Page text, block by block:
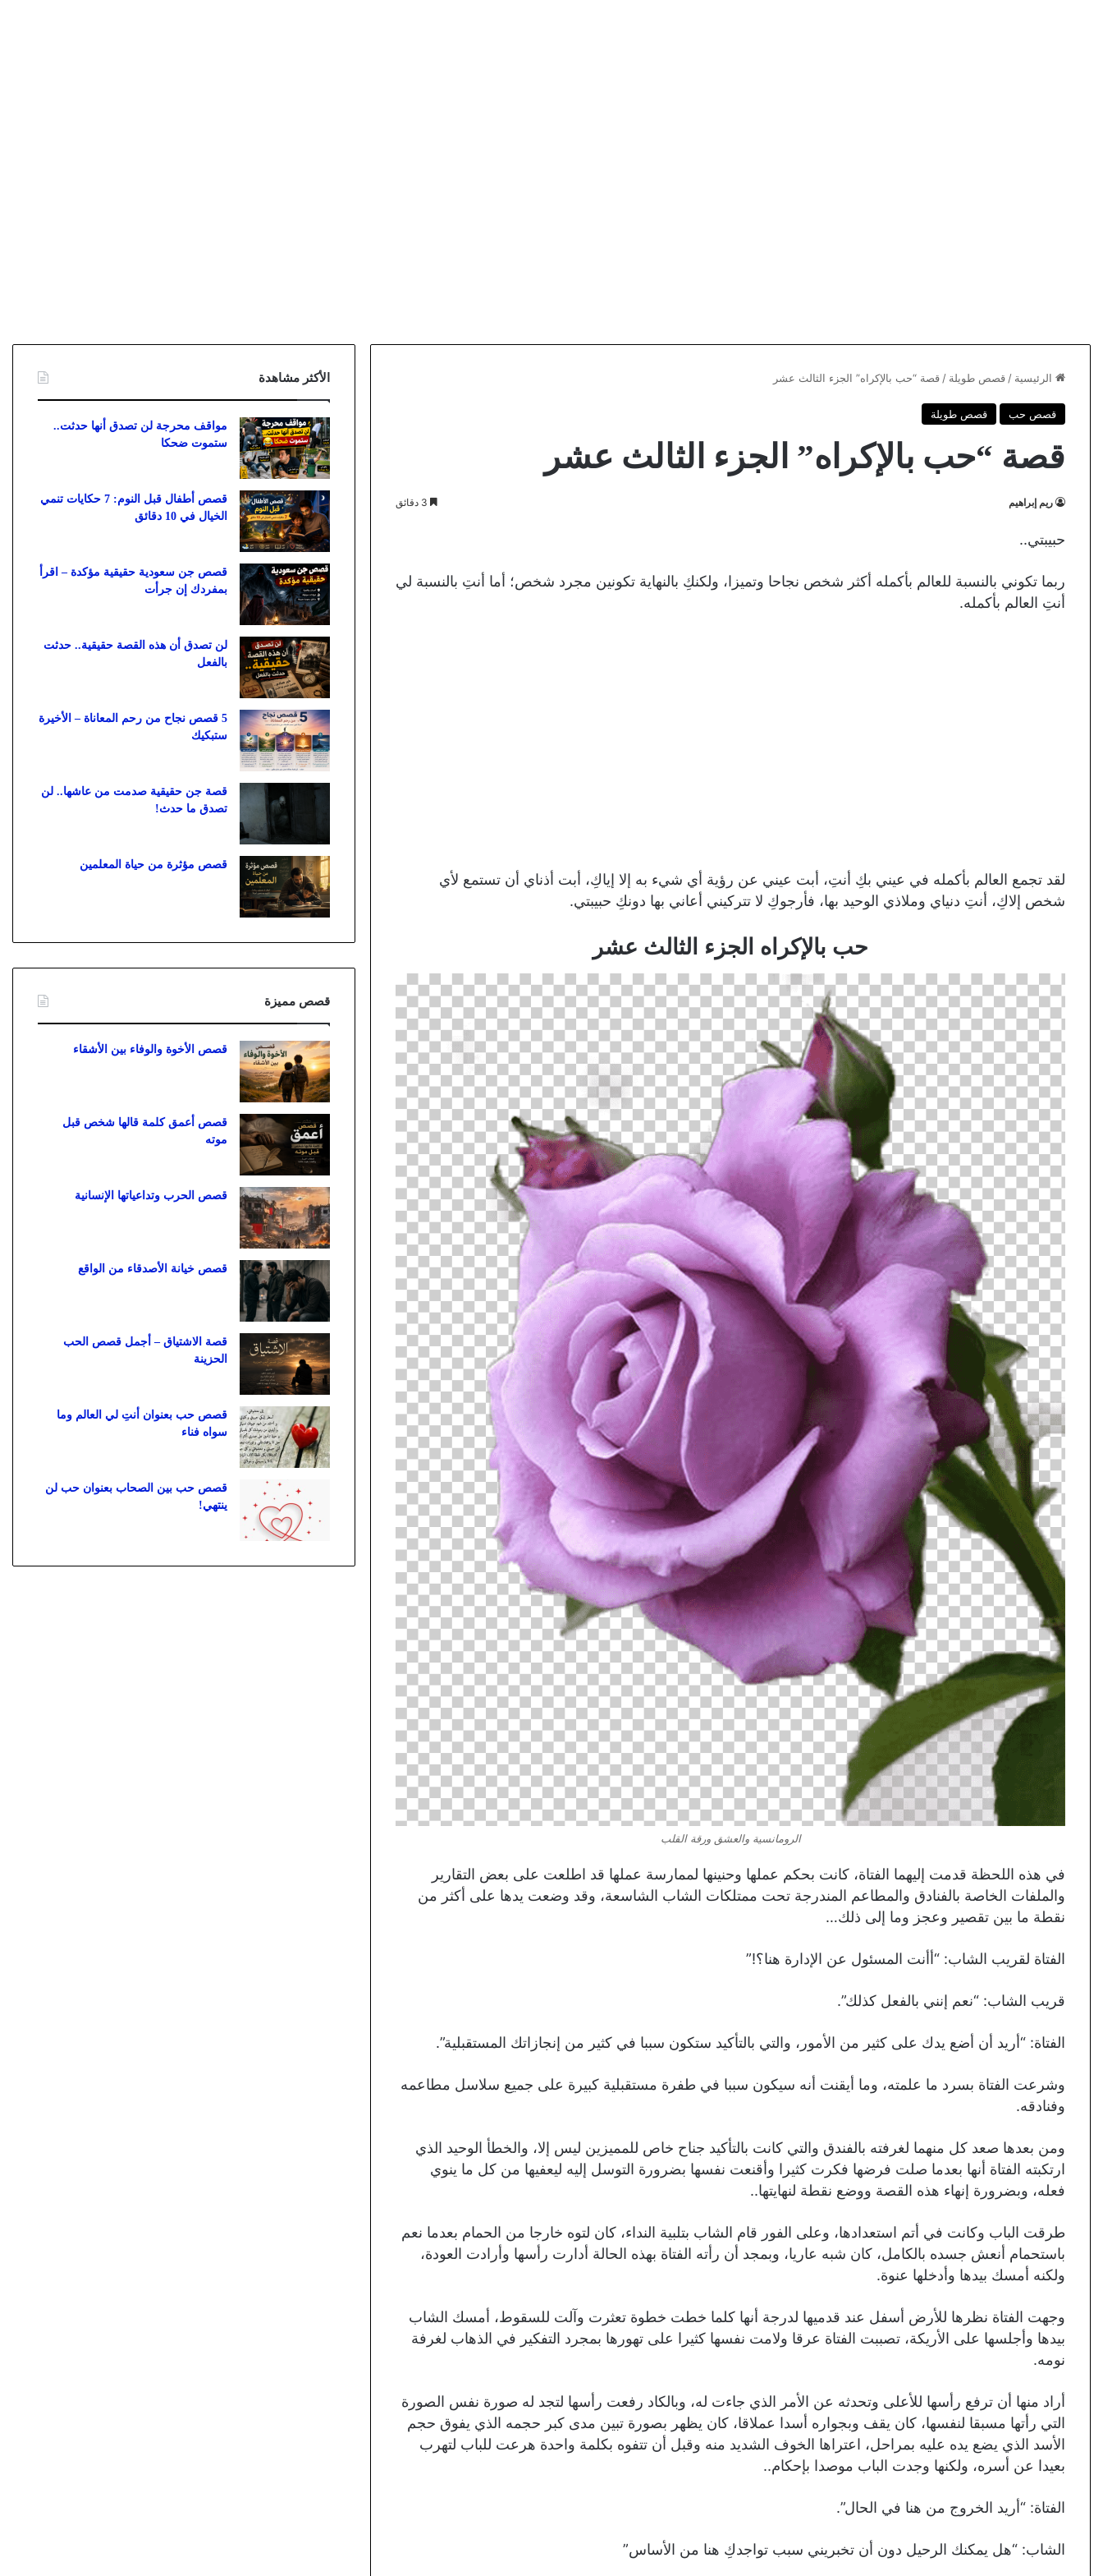
الرئيسية / قصص طويلة / قصة “حب بالإكراه” الجزء الثالث عشر
قصص حب قصص طويلة
قصة “حب بالإكراه” الجزء الثالث عشر
ريم إبراهيم
حبيبتي..
ربما تكوني بالنسبة للعالم بأكمله أكثر شخص نجاحا وتميزا، ولكنكِ بالنهاية تكونين مجرد شخص؛ أما أنتِ بالنسبة لي
أنتِ العالم بأكمله.
لقد تجمع العالم بأكمله في عيني بكِ أنتِ، أبت عيني عن رؤية أي شيء به إلا إياكِ، أبت أذناي أن تستمع لأي
شخص إلاكِ، أنتِ دنياي وملاذي الوحيد بها، فأرجوكِ لا تتركيني أعاني بها دونكِ حبيبتي.
حب بالإكراه الجزء الثالث عشر
الرومانسية والعشق ورقة القلب
في هذه اللحظة قدمت إليهما الفتاة، كانت بحكم عملها وحنينها لممارسة عملها قد اطلعت على بعض التقارير
والملفات الخاصة بالفنادق والمطاعم المندرجة تحت ممتلكات الشاب الشاسعة، وقد وضعت يدها على أكثر من
نقطة ما بين تقصير وعجز وما إلى ذلك…
الفتاة لقريب الشاب: “أأنت المسئول عن الإدارة هنا؟!”
قريب الشاب: “نعم إنني بالفعل كذلك”.
الفتاة: “أريد أن أضع يدك على كثير من الأمور، والتي بالتأكيد ستكون سببا في كثير من إنجازاتك المستقبلية”.
وشرعت الفتاة بسرد ما علمته، وما أيقنت أنه سيكون سببا في طفرة مستقبلية كبيرة على جميع سلاسل مطاعمه
وفنادقه.
ومن بعدها صعد كل منهما لغرفته بالفندق والتي كانت بالتأكيد جناح خاص للمميزين ليس إلا، والخطأ الوحيد الذي
ارتكبته الفتاة أنها بعدما صلت فرضها فكرت كثيرا وأقنعت نفسها بضرورة التوسل إليه ليعفيها من كل ما ينوي
فعله، وبضرورة إنهاء هذه القصة ووضع نقطة لنهايتها..
طرقت الباب وكانت في أتم استعدادها، وعلى الفور قام الشاب بتلبية النداء، كان لتوه خارجا من الحمام بعدما نعم
باستحمام أنعش جسده بالكامل، كان شبه عاريا، وبمجد أن رأته الفتاة بهذه الحالة أدارت رأسها وأرادت العودة،
ولكنه أمسك بيدها وأدخلها عنوة.
وجهت الفتاة نظرها للأرض أسفل عند قدميها لدرجة أنها كلما خطت خطوة تعثرت وآلت للسقوط، أمسك الشاب
بيدها وأجلسها على الأريكة، تصببت الفتاة عرقا ولامت نفسها كثيرا على تهورها بمجرد التفكير في الذهاب لغرفة
نومه.
أراد منها أن ترفع رأسها للأعلى وتحدثه عن الأمر الذي جاءت له، وبالكاد رفعت رأسها لتجد له صورة نفس الصورة
التي رأتها مسبقا لنفسها، كان يقف وبجواره أسدا عملاقا، كان يظهر بصورة تبين مدى كبر حجمه الذي يفوق حجم
الأسد الذي يضع يده عليه بمراحل، اعتراها الخوف الشديد منه وقبل أن تتفوه بكلمة واحدة هرعت للباب لتهرب
بعيدا عن أسره، ولكنها وجدت الباب موصدا بإحكام..
الفتاة: “أريد الخروج من هنا في الحال”.
الشاب: “هل يمكنك الرحيل دون أن تخبريني سبب تواجدكِ هنا من الأساس”
الأكثر مشاهدة
مواقف محرجة لن تصدق أنها حدثت..
ستموت ضحكا
قصص أطفال قبل النوم: 7 حكايات تنمي
الخيال في 10 دقائق
قصص جن سعودية حقيقية مؤكدة – اقرأ
بمفردك إن جرأت
لن تصدق أن هذه القصة حقيقية.. حدثت
بالفعل
5 قصص نجاح من رحم المعاناة – الأخيرة
ستبكيك
قصة جن حقيقية صدمت من عاشها.. لن
تصدق ما حدث!
قصص مؤثرة من حياة المعلمين
قصص مميزة
قصص الأخوة والوفاء بين الأشقاء
قصص أعمق كلمة قالها شخص قبل
موته
قصص الحرب وتداعياتها الإنسانية
قصص خيانة الأصدقاء من الواقع
قصة الاشتياق – أجمل قصص الحب
الحزينة
قصص حب بعنوان أنتِ لي العالم وما
سواه فناء
قصص حب بين الصحاب بعنوان حب لن
ينتهي!